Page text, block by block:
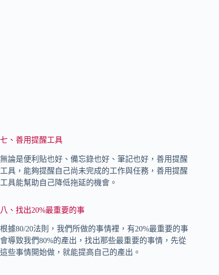
七、善用提醒工具
無論是便利貼也好、備忘錄也好、筆記也好，善用提醒
工具，能夠提醒自己尚未完成的工作與任務，善用提醒
工具能幫助自己降低拖延的機會。
八、找出20%最重要的事
根據80/20法則，我們所做的事情裡，有20%最重要的事
會導致我們80%的產出，找出那些最重要的事情，先從
這些事情開始做，就能提高自己的產出。